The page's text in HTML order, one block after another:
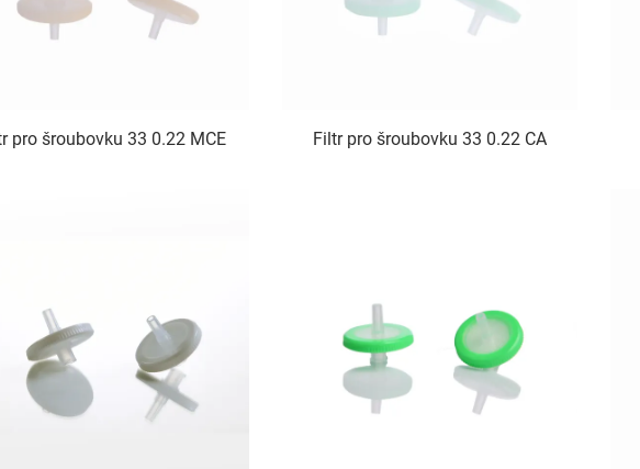
pro šroubovku 33 0.22 MCE Filtr pro šroubovku 33 0.22 CA